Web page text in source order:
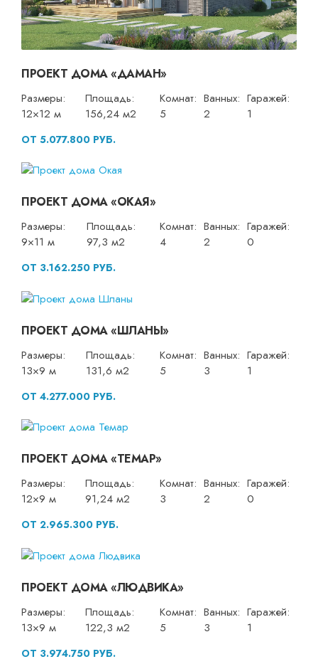
ПРОЕКТ ДОМА «ДАМАН»
Размеры:
12×12 м
Площадь:
156,24 м2
Комнат:
5
Ванных:
2
Гаражей:
1
ОТ 5.077.800 РУБ.
ПРОЕКТ ДОМА «ОКАЯ»
Размеры:
9×11 м
Площадь:
97,3 м2
Комнат:
4
Ванных:
2
Гаражей:
0
ОТ 3.162.250 РУБ.
ПРОЕКТ ДОМА «ШЛАНЫ»
Размеры:
13×9 м
Площадь:
131,6 м2
Комнат:
5
Ванных:
3
Гаражей:
1
ОТ 4.277.000 РУБ.
ПРОЕКТ ДОМА «ТЕМАР»
Размеры:
12×9 м
Площадь:
91,24 м2
Комнат:
3
Ванных:
2
Гаражей:
0
ОТ 2.965.300 РУБ.
ПРОЕКТ ДОМА «ЛЮДВИКА»
Размеры:
13×9 м
Площадь:
122,3 м2
Комнат:
5
Ванных:
3
Гаражей:
1
ОТ 3.974.750 РУБ.